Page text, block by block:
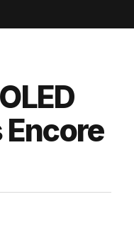
Encore